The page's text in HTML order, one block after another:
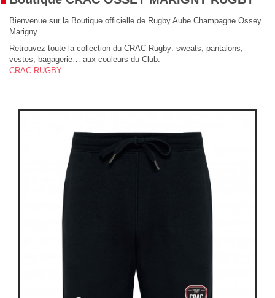
Bienvenue sur la Boutique officielle de Rugby Aube Champagne Ossey
Marigny
Retrouvez toute la collection du CRAC Rugby: sweats, pantalons,
vestes, bagagerie… aux couleurs du Club.
CRAC RUGBY